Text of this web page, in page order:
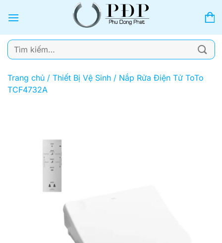
qua
dung
Tìm
kiếm:
Trang chủ / Thiết Bị Vệ Sinh / Nắp Rửa Điện Tử ToTo
TCF4732A